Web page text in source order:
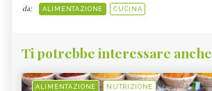
da: ALIMENTAZIONE CUCINA
Ti potrebbe interessare anche
ALIMENTAZIONE NUTRIZIONE